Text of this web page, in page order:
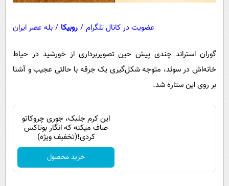
سیاست خارجی
عضویت در کانال تلگرام / روبیکا / بله عصر ایران
گوران استراند چندی پیش حین تصویربرداری از خورشید در حیاط
خانه‌اش در سوئد، متوجه شکل‌گیری یک جرقه با حالتی عجیب و آشنا
بر روی این ستاره شد.
این کرم جلبک، جوری چروکاتو
صاف میکنه که انگار بوتاکس
کردی!(تخفیف ویژه)
خرید محصول